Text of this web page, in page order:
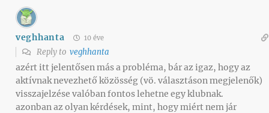
veghhanta 10 éve
Reply to veghhanta
azért itt jelentősen más a probléma, bár az igaz, hogy az
aktívnak nevezhető közösség (vö. választáson megjelenők)
visszajelzése valóban fontos lehetne egy klubnak.
azonban az olyan kérdések, mint, hogy miért nem jár